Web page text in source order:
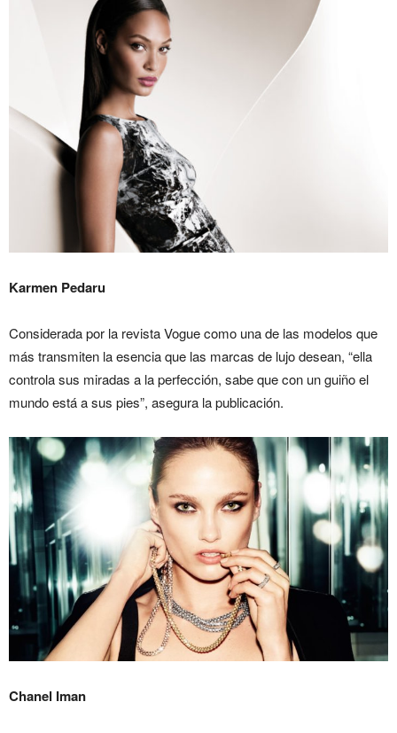
Karmen Pedaru
Considerada por la revista Vogue como una de las modelos que
más transmiten la esencia que las marcas de lujo desean, “ella
controla sus miradas a la perfección, sabe que con un guiño el
mundo está a sus pies”, asegura la publicación.
Chanel Iman